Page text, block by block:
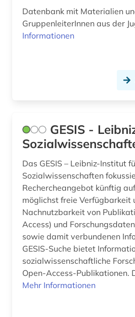
Datenbank mit Materialien
GruppenleiterInnen aus der
Informationen
GESIS -
Das GESIS – Leibniz-Institut
Sozialwissenschaften
Rechercheangebot künftig
möglichst freie Verfügbarkeit
Nachnutzbarkeit von
Access) und
sowie damit verbundenen
GESIS-Suche bietet
sozialwissenschaftliche
Open-Access-Publikationen.
Mehr Informationen